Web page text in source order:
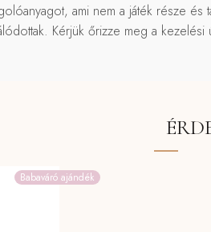
ami nem a játék része
Kérjük őrizze meg a kezelési
Babaváró ajándék